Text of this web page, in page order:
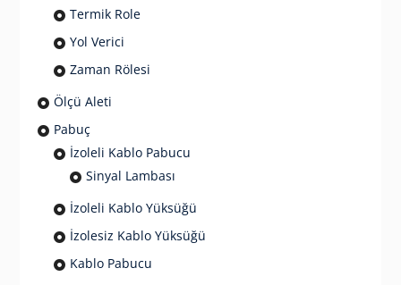
Termik Role
Yol Verici
Zaman Rölesi
Ölçü Aleti
Pabuç
İzoleli Kablo Pabucu
Sinyal Lambası
İzoleli Kablo Yüksüğü
İzolesiz Kablo Yüksüğü
Kablo Pabucu